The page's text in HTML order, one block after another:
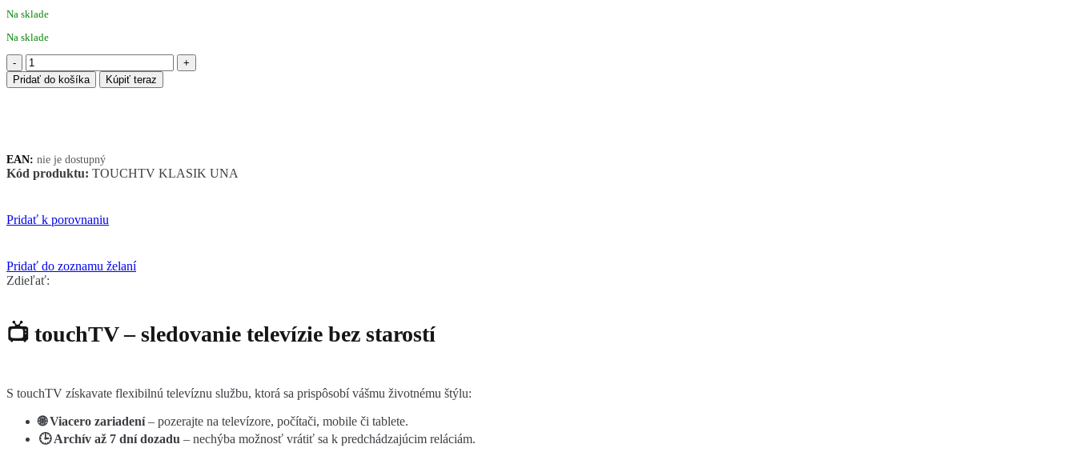
Na sklade
Na sklade
množstvo
touchTV
KLASIK
UNA
za
Pridať do košíka Kúpiť teraz
EAN: nie je dostupný
Kód produktu: TOUCHTV KLASIK UNA
Pridať k porovnaniu
Pridať do zoznamu želaní
Zdieľať:
📺 touchTV – sledovanie televízie bez starostí
S touchTV získavate flexibilnú televíznu službu, ktorá sa prispôsobí vášmu životnému štýlu:
🌐 Viacero zariadení– pozerajte na televízore, počítači, mobile či tablete.
🕒 Archív až 7 dní dozadu – nechýba možnosť vrátiť sa k predchádzajúcim reláciám.